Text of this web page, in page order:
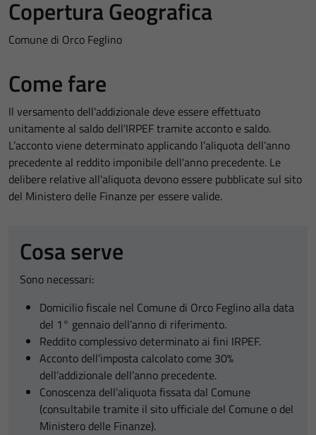
Copertura Geografica
Comune di Orco Feglino
Come fare
Il versamento dell'addizionale deve essere effettuato
unitamente al saldo dell'IRPEF tramite acconto e saldo.
L’acconto viene determinato applicando l’aliquota dell’anno
precedente al reddito imponibile dell'anno precedente. Le
delibere relative all'aliquota devono essere pubblicate sul sito
del Ministero delle Finanze per essere valide.
Cosa serve
Sono necessari:
Domicilio fiscale nel Comune di Orco Feglino alla data
del 1° gennaio dell’anno di riferimento.
Reddito complessivo determinato ai fini IRPEF.
Acconto dell’imposta calcolato come 30%
dell’addizionale dell’anno precedente.
Conoscenza dell’aliquota fissata dal Comune
(consultabile tramite il sito ufficiale del Comune o del
Ministero delle Finanze).